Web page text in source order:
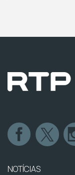
NOTÍCIAS